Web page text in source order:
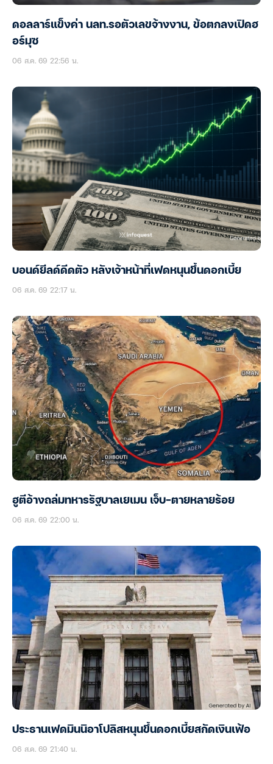
ดอลลาร์แข็งค่า นลท.รอตัวเลขจ้างงาน, ข้อตกลงเปิดฮ
อร์มุซ
06 ส.ค. 69 22:56 น.
บอนด์ยีลด์ดีดตัว หลังเจ้าหน้าที่เฟดหนุนขึ้นดอกเบี้ย
06 ส.ค. 69 22:17 น.
ฮูตีอ้างถล่มทหารรัฐบาลเยเมน เจ็บ-ตายหลายร้อย
06 ส.ค. 69 22:00 น.
ประธานเฟดมินนิอาโปลิสหนุนขึ้นดอกเบี้ยสกัดเงินเฟ้อ
06 ส.ค. 69 21:40 น.